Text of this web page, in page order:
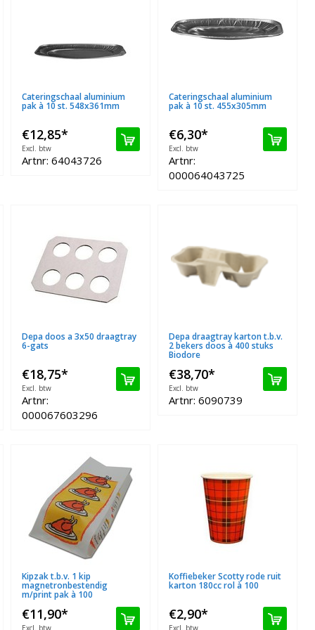
Cateringschaal aluminium
pak à 10 st. 548x361mm
€12,85*
Excl. btw
Artnr: 64043726
Cateringschaal aluminium
pak à 10 st. 455x305mm
€6,30*
Excl. btw
Artnr:
000064043725
Depa doos a 3x50 draagtray
6-gats
€18,75*
Excl. btw
Artnr:
000067603296
Depa draagtray karton t.b.v.
2 bekers doos à 400 stuks
Biodore
€38,70*
Excl. btw
Artnr: 6090739
Kipzak t.b.v. 1 kip
magnetronbestendig
m/print pak à 100
€11,90*
Excl. btw
Koffiebeker Scotty rode ruit
karton 180cc rol à 100
€2,90*
Excl. btw